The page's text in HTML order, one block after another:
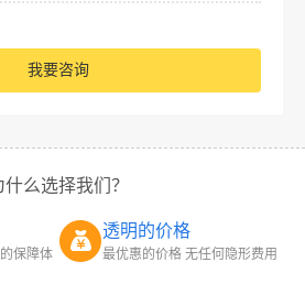
我要咨询
什么选择我们？
保障体
透明的价格
最优惠的价格 无任何隐形费用